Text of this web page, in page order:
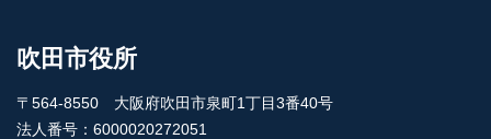
吹田市役所
〒564-8550 大阪府吹田市泉町1丁目3番40号
法人番号：6000020272051